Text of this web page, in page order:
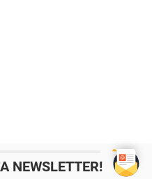
NEWSLETTER!